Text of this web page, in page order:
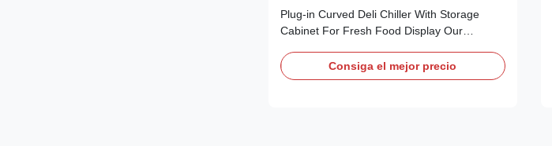
exhibición de alimentos frescos
Plug-in Curved Deli Chiller With Storage
Cabinet For Fresh Food Display Our
refrigerated deli display cabinet is a plug-
and-play integrated unit equipped with built-
Consiga el mejor precio